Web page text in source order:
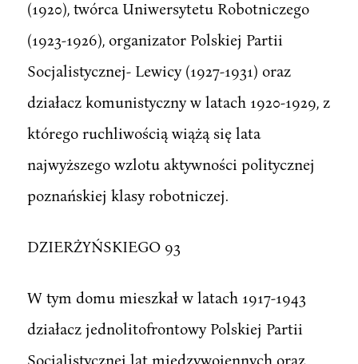
(1920), twórca Uniwersytetu Robotniczego
(1923-1926), organizator Polskiej Partii
Socjalistycznej- Lewicy (1927-1931) oraz
działacz komunistyczny w latach 1920-1929, z
którego ruchliwością wiążą się lata
najwyższego wzlotu aktywności politycznej
poznańskiej klasy robotniczej.
DZIERŻYŃSKIEGO 93
W tym domu mieszkał w latach 1917-1943
działacz jednolitofrontowy Polskiej Partii
Socjalistycznej lat międzywojennych oraz